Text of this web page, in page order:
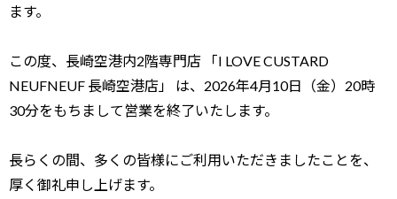
ます。
この度、長崎空港内2階専門店 「I LOVE CUSTARD
NEUFNEUF 長崎空港店」 は、2026年4月10日（金）20時
30分をもちまして営業を終了いたします。
長らくの間、多くの皆様にご利用いただきましたことを、
厚く御礼申し上げます。